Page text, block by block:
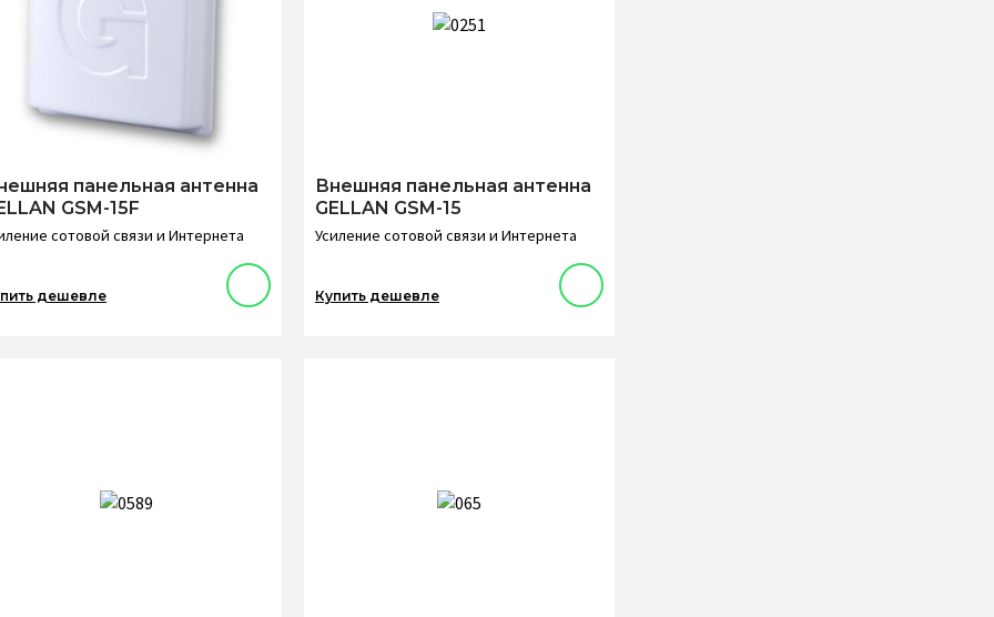
панельная антенна
GSM-15F
сотовой связи и Интернета
дешевле
Внешняя панельная антенна
GELLAN GSM-15
Усиление сотовой связи и Интернета
Купить дешевле